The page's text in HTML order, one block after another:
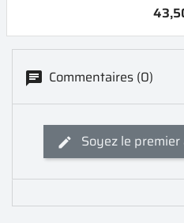
Commentaires (0)
Soyez le